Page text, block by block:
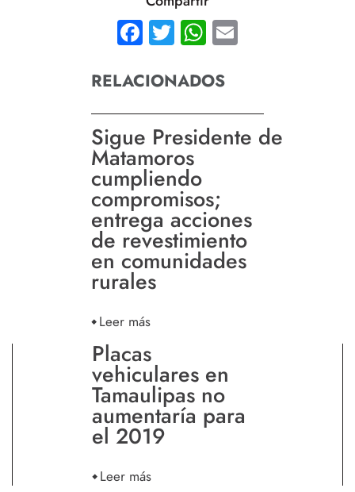
Facebook
TwitterWhatsApp
RELACIONADOS
Sigue Presidente de
Matamoros
cumpliendo
compromisos;
entrega acciones
de revestimiento
en comunidades
rurales
Leer más
Placas
vehiculares en
Tamaulipas no
aumentaría para
el 2019
Leer más